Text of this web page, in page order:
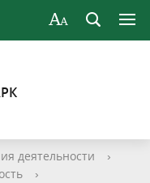
деятельности
›
›